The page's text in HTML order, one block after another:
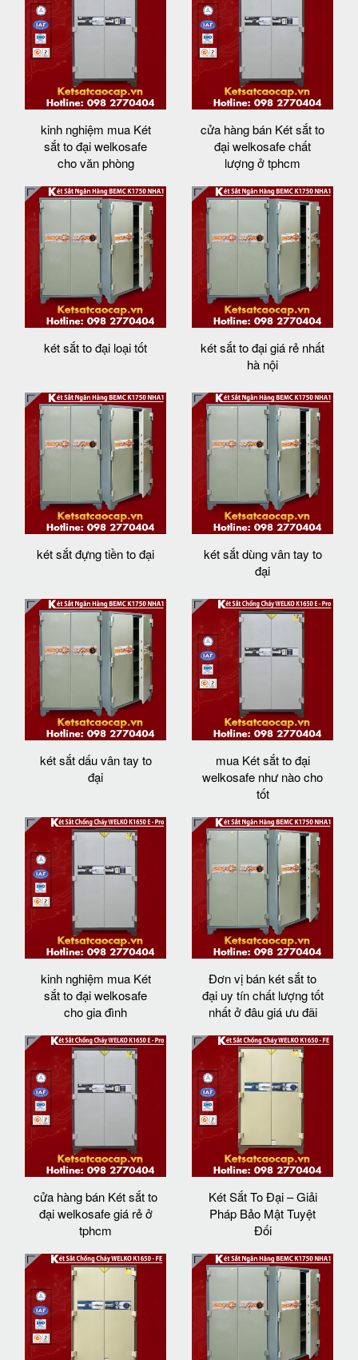
kinh nghiệm mua Két
sắt to đại welkosafe
cho văn phòng
cửa hàng bán Két sắt to
đại welkosafe chất
lượng ở tphcm
két sắt to đại loại tốt
két sắt to đại giá rẻ nhất
hà nội
két sắt đựng tiền to đại
két sắt dùng vân tay to
đại
két sắt dấu vân tay to
đại
mua Két sắt to đại
welkosafe như nào cho
tốt
kinh nghiệm mua Két
sắt to đại welkosafe
cho gia đình
Đơn vị bán két sắt to
đại uy tín chất lượng tốt
nhất ở đâu giá ưu đãi
cửa hàng bán Két sắt to
đại welkosafe giá rẻ ở
tphcm
Két Sắt To Đại – Giải
Pháp Bảo Mật Tuyệt
Đối